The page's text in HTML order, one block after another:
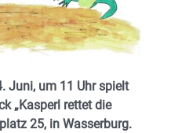
Juni, um 11 Uhr spielt
„Kasperl rettet die
25, in Wasserburg.